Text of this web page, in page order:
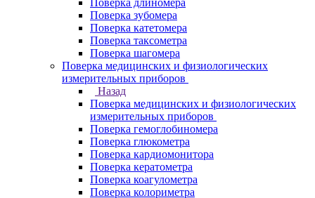
Поверка длиномера
Поверка зубомера
Поверка катетомера
Поверка таксометра
Поверка шагомера
Поверка медицинских и физиологических
измерительных приборов
Назад
Поверка медицинских и физиологических
измерительных приборов
Поверка гемоглобиномера
Поверка глюкометра
Поверка кардиомонитора
Поверка кератометра
Поверка коагулометра
Поверка колориметра